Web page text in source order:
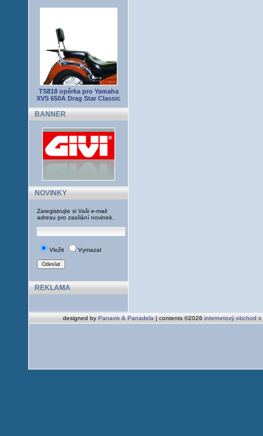
TS818 opěrka pro Yamaha
XVS 650A Drag Star Classic
BANNER
NOVINKY
Zaregistrujte si Vaši e-mail
adresu pro zasílání novinek.
Vložit Vymazat
REKLAMA
designed by Panavis & Panadela | contents ©2026 internetový obchod